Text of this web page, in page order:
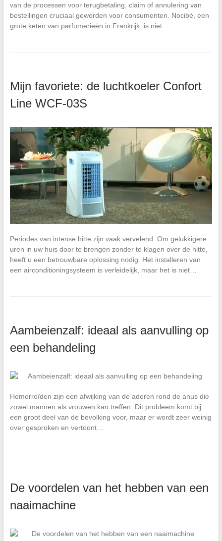
van de processen voor terugbetaling, claim of annulering van
bestellingen cruciaal geworden voor consumenten. Nocibé, een
grote keten van parfumerieën in Frankrijk, is niet…
Mijn favoriete: de luchtkoeler Confort
Line WCF-03S
Periodes van intense hitte zijn vaak vervelend. Om gelukkigere
uren in uw huis door te brengen zonder te klagen over de hitte,
heeft u een betrouwbare oplossing nodig. Het installeren van
een airconditioningsysteem is verleidelijk, maar het is niet…
Aambeienzalf: ideaal als aanvulling op
een behandeling
Hemorroïden zijn een afwijking van de aderen rond de anus die
zowel mannen als vrouwen kan treffen. Dit probleem komt bij
een groot deel van de bevolking voor, maar er wordt zeer weinig
over gesproken en vertoont…
De voordelen van het hebben van een
naaimachine